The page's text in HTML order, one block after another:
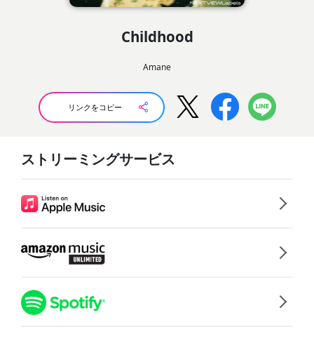
Childhood
Amane
リンクをコピー
ストリーミングサービス